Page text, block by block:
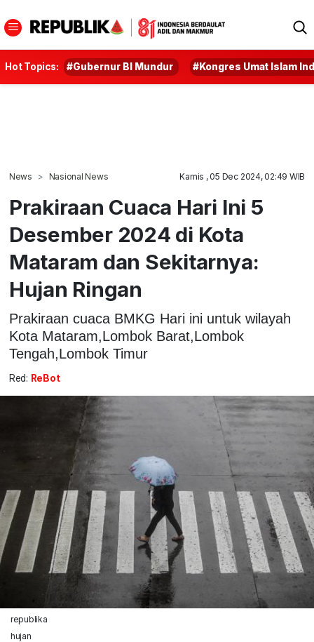
Hot Topics: #Gubernur BI Mundur #Kongres Umat Islam
News Nasional News Kamis , 05 Dec 2024, 02:49 WIB
Prakiraan Cuaca Hari Ini 5
Desember 2024 di Kota
Mataram dan Sekitarnya:
Hujan Ringan
Prakiraan cuaca BMKG Hari ini untuk wilayah
Kota Mataram,Lombok Barat,Lombok
Tengah,Lombok Timur
Red: ReBot
republika
hujan